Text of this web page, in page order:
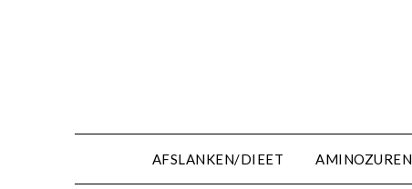
AFSLANKEN/DIEET